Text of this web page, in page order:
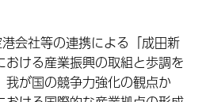
会社等の連携による「成田新
ける産業振興の取組と歩調を
が国の競争力強化の観点か